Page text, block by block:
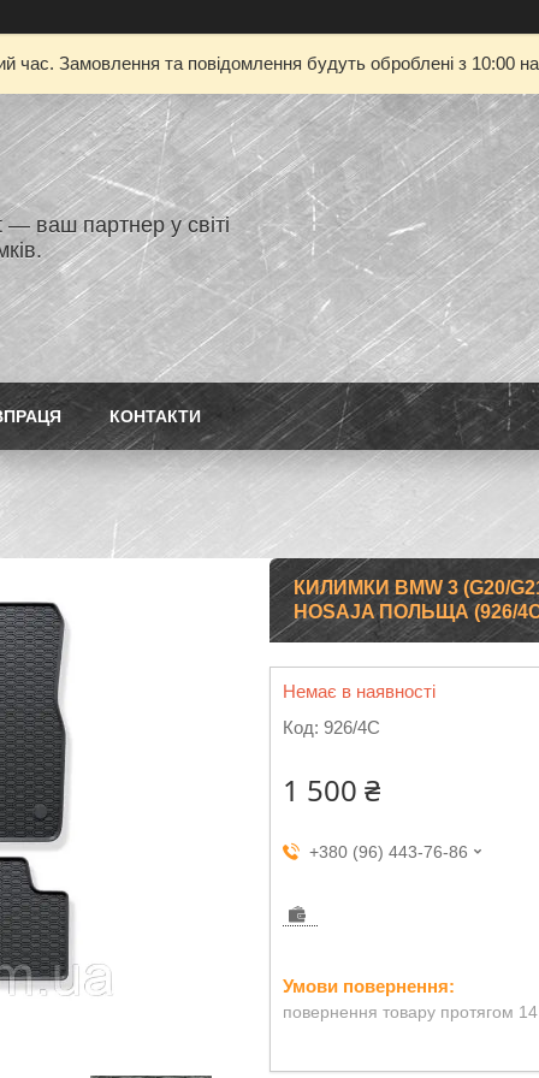
час. Замовлення та повідомлення будуть оброблені з 10:00
ваш партнер у світі
КОНТАКТИ
КИЛИМКИ BMW 3 (G20/
HOSAJA ПОЛЬЩА (926/
Немає в наявності
Код: 926/4C
1 500 ₴
+380 (96) 443-76-86
повернення товару протягом